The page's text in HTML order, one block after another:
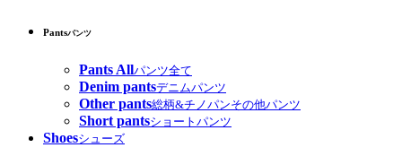
Pantsパンツ
Pants Allパンツ全て
Denim pantsデニムパンツ
Other pants総柄&チノパンその他パンツ
Short pantsショートパンツ
Shoesシューズ